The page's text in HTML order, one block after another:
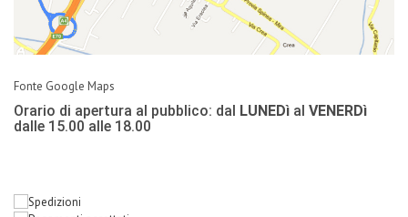
Fonte Google Maps
Orario di apertura al pubblico: dal LUNEDì al VENERDì
dalle 15.00 alle 18.00